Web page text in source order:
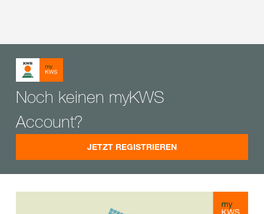
Noch keinen myKWS
Account?
JETZT REGISTRIEREN